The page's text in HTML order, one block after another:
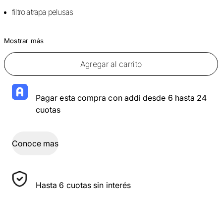
filtro atrapa pelusas
Mostrar más
Agregar al carrito
Pagar esta compra con addi desde 6 hasta 24
cuotas
Conoce mas
Hasta 6 cuotas sin interés